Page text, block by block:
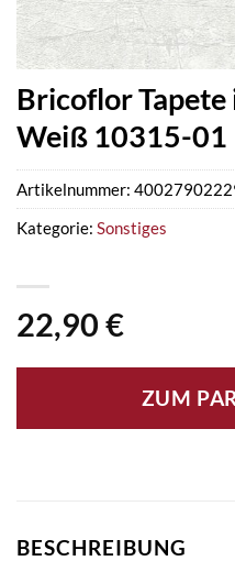
Bricoflor
Weiß 10315-01
22,90 €
ZUM
Artikelnummer:
Kategorie: Sonstiges
BESCHREIBUNG